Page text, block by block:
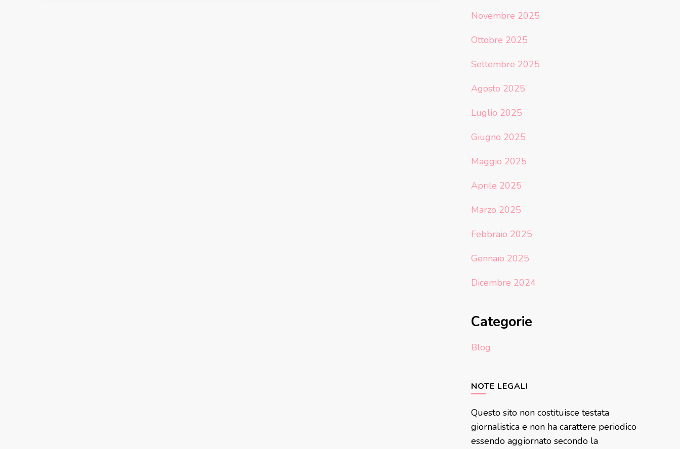
Novembre 2025
Ottobre 2025
Settembre 2025
Agosto 2025
Luglio 2025
Giugno 2025
Maggio 2025
Aprile 2025
Marzo 2025
Febbraio 2025
Gennaio 2025
Dicembre 2024
Categorie
Blog
NOTE LEGALI
Questo sito non costituisce testata
giornalistica e non ha carattere periodico
essendo aggiornato secondo la